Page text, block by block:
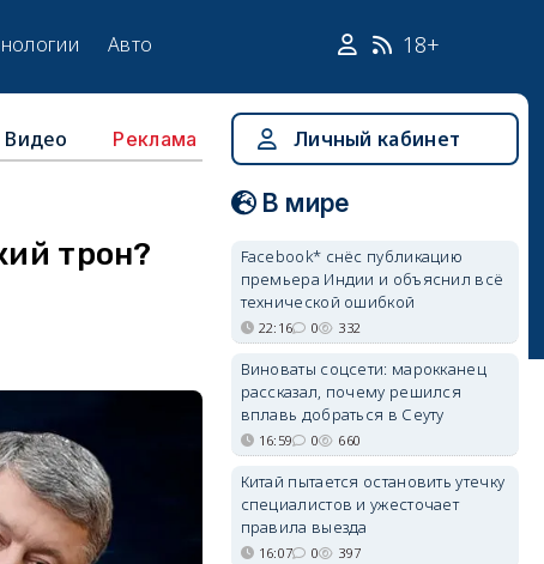
Авто 18+
Видео Реклама
трон?
Личный кабинет
В мире
Facebook* снёс публикацию
премьера Индии и объяснил всё
технической ошибкой
22:16 0 332
Виноваты соцсети: марокканец
рассказал, почему решился
вплавь добраться в Сеуту
16:59 0 660
Китай пытается остановить утечку
специалистов и ужесточает
правила выезда
16:07 0 397